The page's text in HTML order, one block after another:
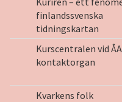
finlandssvenska
tidningskartan
Kurscentralen vid
kontaktorgan
Kvarkens folk